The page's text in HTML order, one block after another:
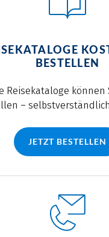
BESTELLEN
Reisekataloge können
–
JETZT BESTELLEN